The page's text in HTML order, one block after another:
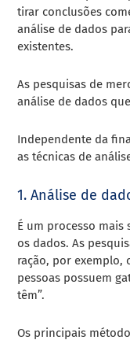
tirar conclusões
análise de dados
existentes.
As pesquisas de
análise de dados
Independente da
as técnicas de
1. Análise de
É um processo
os dados. As
ração, por exemplo,
pessoas possuem
têm”.
Os principais